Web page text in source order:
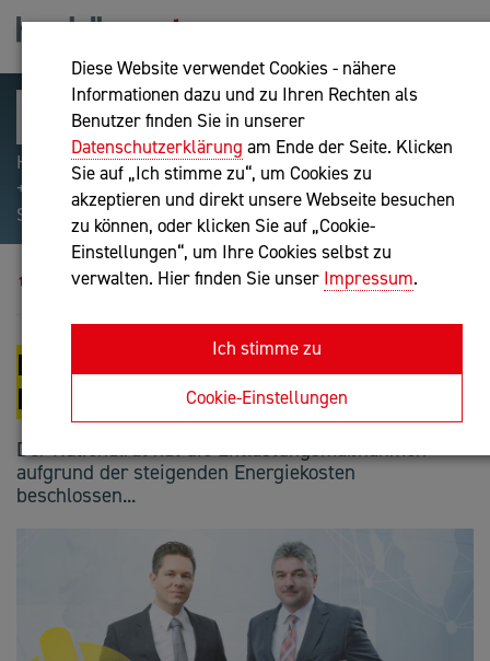
Diese Website verwendet Cookies - nähere
Informationen dazu und zu Ihren Rechten als
Benutzer finden Sie in unserer
Datenschutzerklärung am Ende der Seite. Klicken
Sie auf „Ich stimme zu“, um Cookies zu
akzeptieren und direkt unsere Webseite besuchen
zu können, oder klicken Sie auf „Cookie-
Einstellungen“, um Ihre Cookies selbst zu
verwalten. Hier finden Sie unser Impressum.
Ich stimme zu
Cookie-Einstellungen
Hilfreiche Suchparameter: Begriff einschließen:
+webshop, Begriff ausschließen: -webshop, Exakter
Suchbegriff: "internet of things"
Blog Energiekostenentlastungspaket
ENERGIEKOSTENENTLASTUNGSPA
KET
Der Nationalrat hat die Entlastungsmaßnahmen
aufgrund der steigenden Energiekosten
beschlossen...